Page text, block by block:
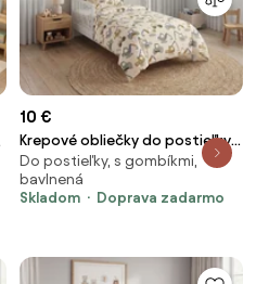
10 €
Krepové obliečky do postieľky
Renforcé DIGGERO farebné
Rozmer obliečky: 45 x 65 cm |
90 x 140 cm
Do postieľky, s gombíkmi,
bavlnená
Skladom
Doprava zadarmo